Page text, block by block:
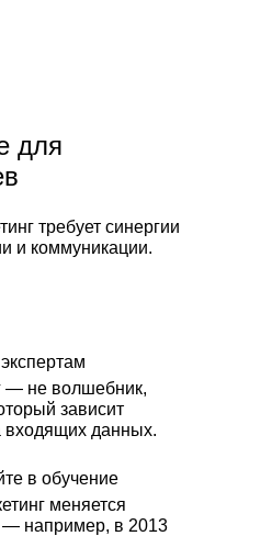
для
требует синергии
и коммуникации.
меняется
например, в 2013
в обучение
— не волшебник,
зависит
входящих данных.